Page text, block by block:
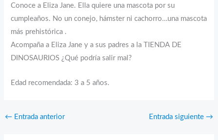
Conoce a Eliza Jane. Ella quiere una mascota por su
cumpleaños. No un conejo, hámster ni cachorro…una mascota
más prehistórica .
Acompaña a Eliza Jane y a sus padres a la TIENDA DE
DINOSAURIOS ¿Qué podría salir mal?
Edad recomendada: 3 a 5 años.
← Entrada anterior Entrada siguiente →